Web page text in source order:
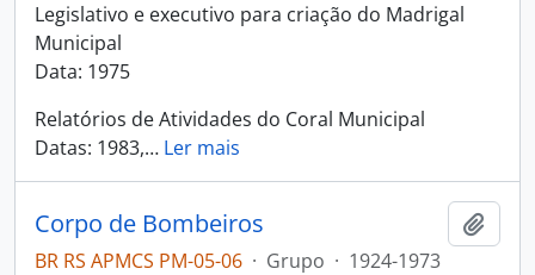
Legislativo e executivo para criação do Madrigal
Municipal
Data: 1975
Relatórios de Atividades do Coral Municipal
Datas: 1983,… Ler mais
Corpo de Bombeiros
BR RS APMCS PM-05-06 · Grupo · 1924-1973